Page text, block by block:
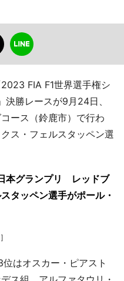
FIA F1世界選手権シ
勝レースが9月24日、
ース（鈴鹿市）で行わ
ス・フェルスタッペン選
本グランプリ レッドブ
タッペン選手がポール・
はオスカー・ピアスト